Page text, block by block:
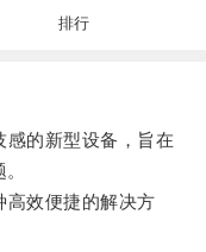
排行
的新型设备，旨在
效便捷的解决方